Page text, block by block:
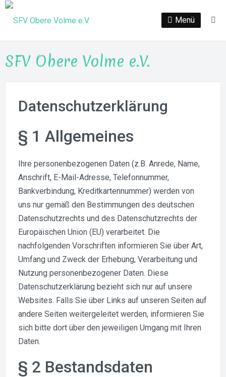
Zum
Inhalt
SFV Obere Volme e.V.
Menü
Datenschutzerklärung
§ 1 Allgemeines
Ihre personenbezogenen Daten (z.B. Anrede, Name,
Anschrift, E-Mail-Adresse, Telefonnummer,
Bankverbindung, Kreditkartennummer) werden von
uns nur gemäß den Bestimmungen des deutschen
Datenschutzrechts und des Datenschutzrechts der
Europäischen Union (EU) verarbeitet. Die
nachfolgenden Vorschriften informieren Sie über Art,
Umfang und Zweck der Erhebung, Verarbeitung und
Nutzung personenbezogener Daten. Diese
Datenschutzerklärung bezieht sich nur auf unsere
Websites. Falls Sie über Links auf unseren Seiten auf
andere Seiten weitergeleitet werden, informieren Sie
sich bitte dort über den jeweiligen Umgang mit Ihren
Daten.
§ 2 Bestandsdaten